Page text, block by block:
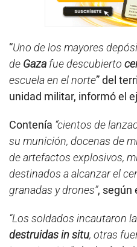
“Uno de los mayores
de Gaza fue descubierto
escuela en el norte” del
unidad militar, informó el
Contenía “cientos de
su munición, docenas de
de artefactos explosivos,
destinados a alcanzar el
granadas y drones”, según
“Los soldados incautaron
destruidas in situ, otras